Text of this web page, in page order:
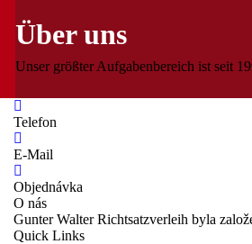
Über uns
Unser größter Aufgabenbereich ist seit
Telefon
E-Mail
Objednávka
O nás
Gunter Walter Richtsatzverleih byla
Quick Links